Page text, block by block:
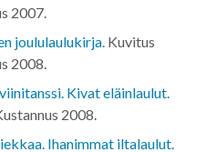
2007.
joululaulukirja. Kuvitus
2008.
Kivat eläinlaulut.
2008.
Ihanimmat iltalaulut.